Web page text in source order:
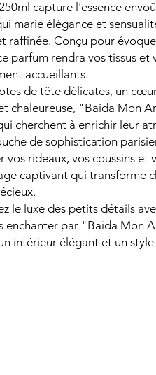
capture l'essence
marie élégance et
raffinée. Conçu pour
parfum rendra vos tissus et
accueillants.
de tête délicates, un
chaleureuse, "Baida Mon
cherchent à enrichir leur
de sophistication
vos rideaux, vos coussins et
captivant qui transforme
le luxe des petits détails
enchanter par "Baida Mon
intérieur élégant et un